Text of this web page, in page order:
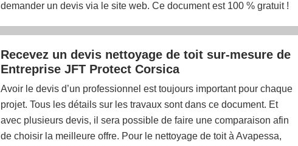
demander un devis via le site web. Ce document est 100 % gratuit !
Recevez un devis nettoyage de toit sur-mesure de
Entreprise JFT Protect Corsica
Avoir le devis d’un professionnel est toujours important pour chaque
projet. Tous les détails sur les travaux sont dans ce document. Et
avec plusieurs devis, il sera possible de faire une comparaison afin
de choisir la meilleure offre. Pour le nettoyage de toit à Avapessa,